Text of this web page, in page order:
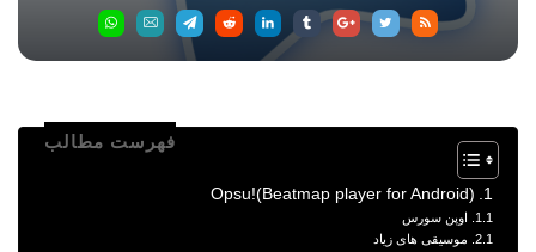
فهرست مطالب
Opsu!(Beatmap player for Android)
اوپن سورس
موسیقی های زیاد